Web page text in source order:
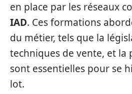
en place par les réseaux
IAD. Ces formations
du métier, tels que la
techniques de vente, et la
sont essentielles pour se
lot.